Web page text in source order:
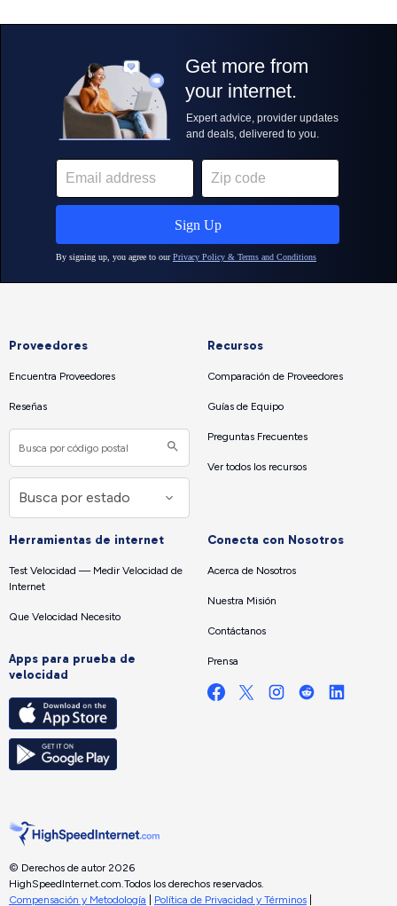
Proveedores
Encuentra Proveedores
Reseñas
Recursos
Comparación de Proveedores
Guías de Equipo
Preguntas Frecuentes
Ver todos los recursos
Herramientas de internet
Test Velocidad — Medir Velocidad de
Internet
Que Velocidad Necesito
Apps para prueba de
velocidad
Conecta con Nosotros
Acerca de Nosotros
Nuestra Misión
Contáctanos
Prensa
© Derechos de autor 2026
HighSpeedInternet.com. Todos los derechos reservados.
Compensación y Metodología
Política de Privacidad y Términos